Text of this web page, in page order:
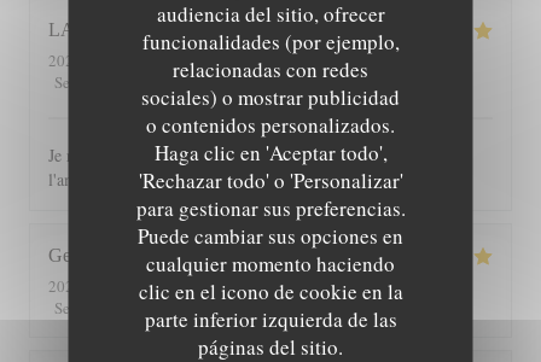
audiencia del sitio, ofrecer
funcionalidades (por ejemplo,
relacionadas con redes
sociales) o mostrar publicidad
o contenidos personalizados.
Haga clic en 'Aceptar todo',
'Rechazar todo' o 'Personalizar'
para gestionar sus preferencias.
Puede cambiar sus opciones en
cualquier momento haciendo
clic en el icono de cookie en la
parte inferior izquierda de las
páginas del sitio.
LAURENCE
2026-08-04
- 12:30 - Invitados 10
Servicio
Ambiente: 5/5 Menú:5/5 Calidad / Precio
Je recommande ce restaurant tant pour les plats que pour
l'ambiance chaleureuse et le cadre
George
2026-07-30
- 13:00 - Invitados 2
Servicio
/5 : 5/5 5 /5 Calidad / Precio